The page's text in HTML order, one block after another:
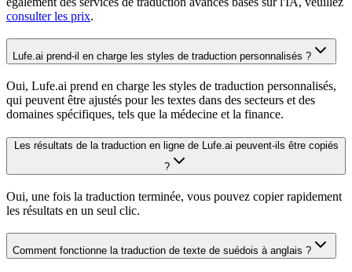
consulter les prix.
Lufe.ai prend-il en charge les styles de traduction personnalisés ?
Oui, Lufe.ai prend en charge les styles de traduction personnalisés,
qui peuvent être ajustés pour les textes dans des secteurs et des
domaines spécifiques, tels que la médecine et la finance.
Les résultats de la traduction en ligne de Lufe.ai peuvent-ils être copiés
?
Oui, une fois la traduction terminée, vous pouvez copier rapidement
les résultats en un seul clic.
Comment fonctionne la traduction de texte de suédois à anglais ?